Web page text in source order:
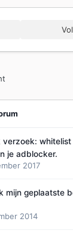
verzoek:
je adblocker.
2017
mijn geplaatste
2014